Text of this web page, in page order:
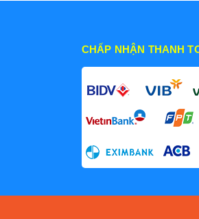
CHẤP NHẬN THANH